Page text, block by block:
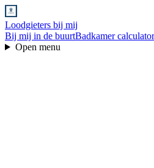
Loodgieters bij mij
Bij mij in de buurtBadkamer calculator
Open menu